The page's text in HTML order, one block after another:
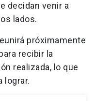
decidan venir a
lados.
próximamente
recibir la
realizada, lo que
lograr.